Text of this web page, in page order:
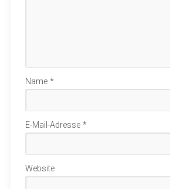
Name *
E-Mail-Adresse *
Website